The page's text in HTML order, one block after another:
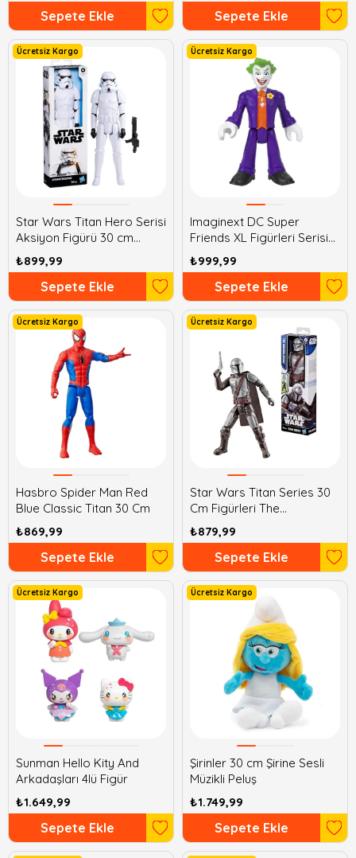
Sepete Ekle Sepete Ekle
Star Wars Titan Hero Serisi
Aksiyon Figürü 30 cm
StromTrooper
₺899,99
Ücretsiz Kargo
Sepete Ekle
Imaginext DC Super
Friends XL Figürleri Serisi
Joker
₺999,99
Ücretsiz Kargo
Sepete Ekle
Hasbro Spider Man Red
Blue Classic Titan 30 Cm
₺869,99
Ücretsiz Kargo
Sepete Ekle
Star Wars Titan Series 30
Cm Figürleri The
Mandalorian
₺879,99
Ücretsiz Kargo
Sepete Ekle
Sunman Hello Kity And
Arkadaşları 4lü Figür
₺1.649,99
Ücretsiz Kargo
Sepete Ekle
Şirinler 30 cm Şirine Sesli
Müzikli Peluş
₺1.749,99
Ücretsiz Kargo
Sepete Ekle